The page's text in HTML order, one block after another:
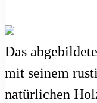
Das
mit seinem
natürlichen